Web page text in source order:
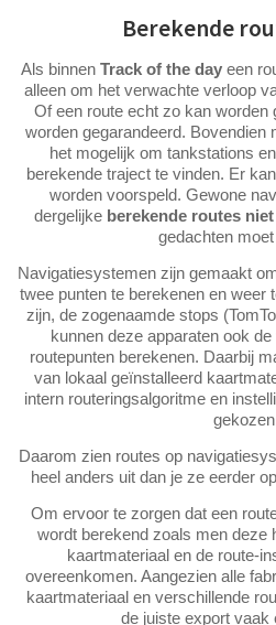
Berekende
Als binnen Track of the dayeen
alleen om het verwachte verloop
Of een route echt zo kan worden
worden gegarandeerd. Bovendien
het mogelijk om tankstations
berekende traject te vinden. Er
worden voorspeld. Gewone
dergelijke berekende routes
gedachten
Navigatiesystemen zijn gemaakt
twee punten te berekenen en weer
zijn, de zogenaamde stops
kunnen deze apparaten ook
routepunten berekenen. Daarbij
van lokaal geïnstalleerd
intern routeringsalgoritme en
Daarom zien routes op
heel anders uit dan je ze eerder
Om ervoor te zorgen dat een
wordt berekend zoals men deze
kaartmateriaal en de route-
overeenkomen. Aangezien alle
kaartmateriaal en verschillende
de juiste export vaak